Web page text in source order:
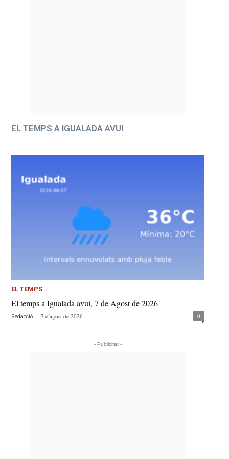
EL TEMPS A IGUALADA AVUI
EL TEMPS
El temps a Igualada avui, 7 de Agost de 2026
Redacció - 7 d'agost de 2026 0
- Publicitat -